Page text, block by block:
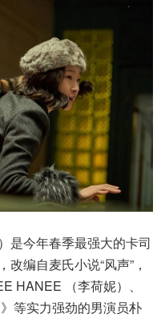
是今年春季最强大的卡司
编自麦氏小说“风声”，
HANEE （李荷妮）、
等实力强劲的男演员朴